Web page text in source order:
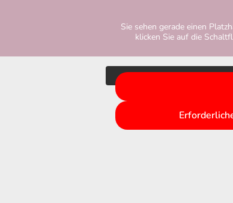
Sie sehen gerade einen
klicken Sie auf die